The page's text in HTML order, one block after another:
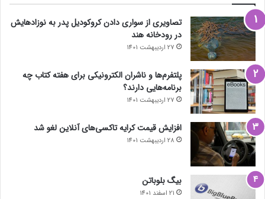
تصاویری از سواری دادن کروکودیل پدر به نوزادهایش
در رودخانه هند
27 اردیبهشت 1401
پلتفرم‌ها و ناشران الکترونیکی برای هفته کتاب چه
برنامه‌هایی دارند؟
27 اردیبهشت 1401
افزایش قیمت کرایه تاکسی‌های آنلاین لغو شد
28 اردیبهشت 1401
بیگ بلوباتن
21 اسفند 1401